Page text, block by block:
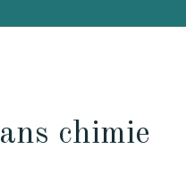
chimie